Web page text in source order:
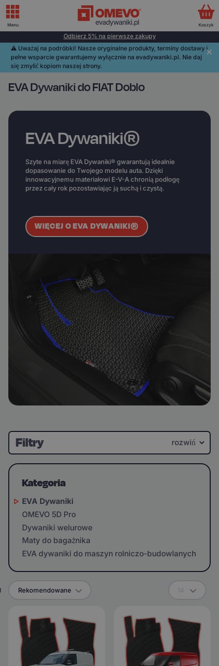
Odbierz 5% na pierwsze zakupy
⚠️️ Uważaj na podróbki! Nasze oryginalne produkty, terminy dostawy i
pełne wsparcie gwarantujemy wyłącznie na evadywaniki.pl. Nie daj
się zmylić kopiom naszej strony.
EVA Dywaniki do FIAT Doblo
EVA Dywaniki®
Szyte na miarę EVA Dywaniki® gwarantują idealnie
dopasowanie do Twojego modelu auta. Dzięki
innowacyjnemu materiałowi E-V-A chronią podłogę
przez cały rok pozostawiając ją suchą i czystą.
WIĘCEJ O EVA DYWANIKI®
Filtry rozwiń
Kategoria
EVA Dywaniki
OMEVO 5D Pro
Dywaniki welurowe
Maty do bagażnika
EVA dywaniki do maszyn rolniczo-budowlanych
Rekomendowane
Menu Koszyk